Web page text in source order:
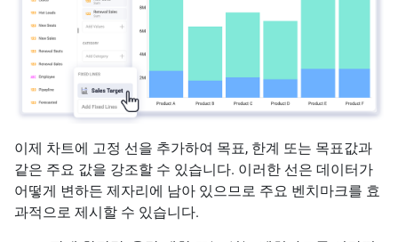
이제 차트에 고정 선을 추가하여 목표, 한계 또는 목표값과
같은 주요 값을 강조할 수 있습니다. 이러한 선은 데이터가
어떻게 변하든 제자리에 남아 있으므로 주요 벤치마크를 효
과적으로 제시할 수 있습니다.